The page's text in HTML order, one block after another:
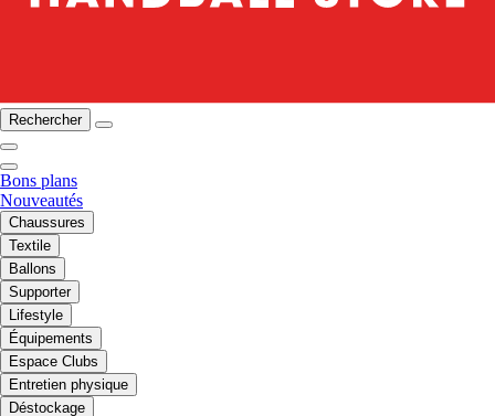
Rechercher
Bons plans
Nouveautés
Chaussures
Textile
Ballons
Supporter
Lifestyle
Équipements
Espace Clubs
Entretien physique
Déstockage